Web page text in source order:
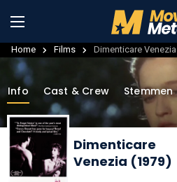
Home Films Dimenticare Venezia
Info Cast & Crew Stemmen
Dimenticare
Venezia (1979)